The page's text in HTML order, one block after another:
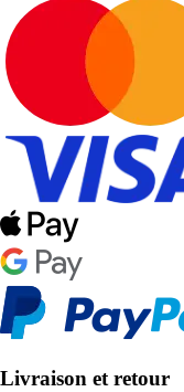
Livraison et retour